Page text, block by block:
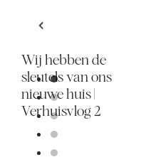
Wij hebben de
sleutels van ons
nieuwe huis |
Verhuisvlog 2